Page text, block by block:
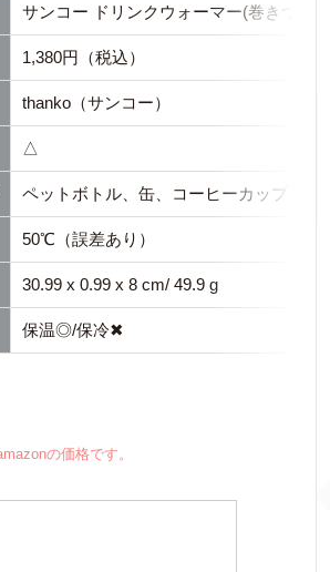
サンコー ドリンクウォーマー(巻きつけ
1,380円（税込）
thanko（サンコー）
△
ペットボトル、缶、コーヒーカップ
50℃（誤差あり）
30.99 x 0.99 x 8 cm/ 49.9 g
保温◎/保冷✖
の価格です。